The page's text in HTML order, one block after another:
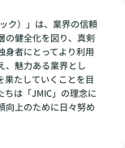
ク）」は、業界の信頼
の健全化を図り、真剣
身者にとってより利用
、魅力ある業界とし
果たしていくことを目
ちは「JMIC」の理念に
向上のために日々努め